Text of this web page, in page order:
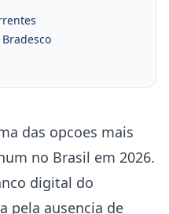
das opcoes mais
no Brasil em 2026.
digital do
pela ausencia de